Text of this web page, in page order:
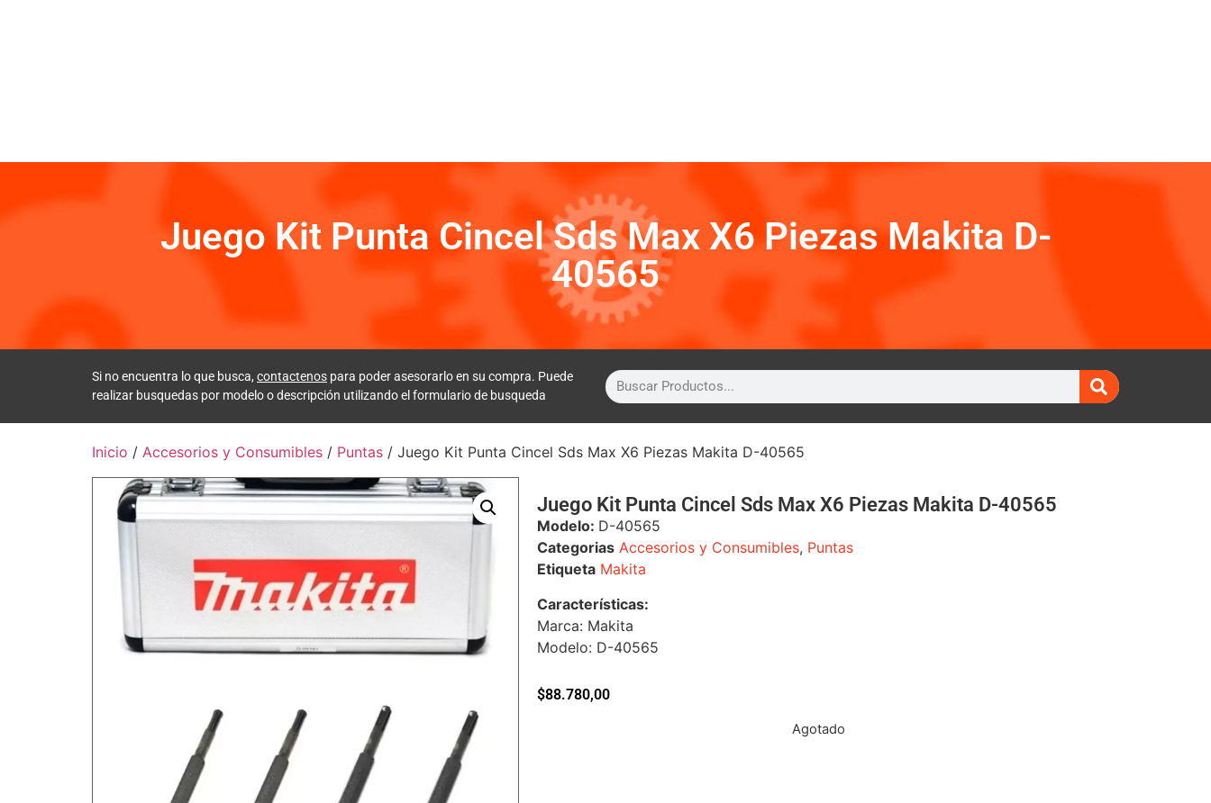
Juego Kit Punta Cincel Sds Max X6 Piezas Makita D-
40565
Si no encuentra lo que busca, contactenos para poder asesorarlo en su compra. Puede
realizar busquedas por modelo o descripción utilizando el formulario de busqueda
Inicio / Accesorios y Consumibles / Puntas / Juego Kit Punta Cincel Sds Max X6 Piezas Makita D-40565
Juego Kit Punta Cincel Sds Max X6 Piezas Makita D-40565
Modelo: D-40565
Categorias Accesorios y Consumibles, Puntas
Etiqueta Makita
Características:
Marca: Makita
Modelo: D-40565
$88.780,00
Agotado